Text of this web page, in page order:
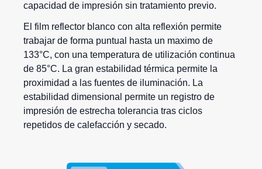
capacidad de impresión sin tratamiento previo.
El film reflector blanco con alta reflexión permite
trabajar de forma puntual hasta un maximo de
133°C, con una temperatura de utilización continua
de 85°C. La gran estabilidad térmica permite la
proximidad a las fuentes de iluminación. La
estabilidad dimensional permite un registro de
impresión de estrecha tolerancia tras ciclos
repetidos de calefacción y secado.